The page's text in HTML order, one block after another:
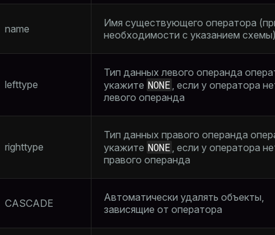
name
Имя существующего оператора
необходимости с указанием
lefttype
Тип данных левого операнда
укажите NONE , если у оператора
левого операнда
righttype
Тип данных правого операнда
укажите NONE , если у оператора
правого операнда
CASCADE
Автоматически удалять объекты,
зависящие от оператора